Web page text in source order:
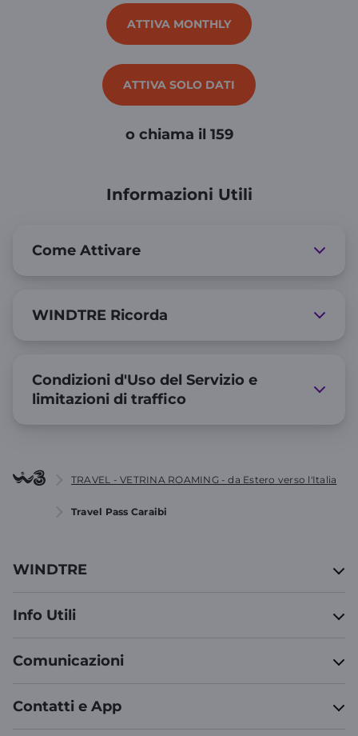
ATTIVA MONTHLY
ATTIVA SOLO DATI
o chiama il 159
Informazioni Utili
Come Attivare
WINDTRE Ricorda
Condizioni d'Uso del Servizio e
limitazioni di traffico
TRAVEL - VETRINA ROAMING - da Estero verso l'Italia
Travel Pass Caraibi
WINDTRE
Info Utili
Comunicazioni
Contatti e App